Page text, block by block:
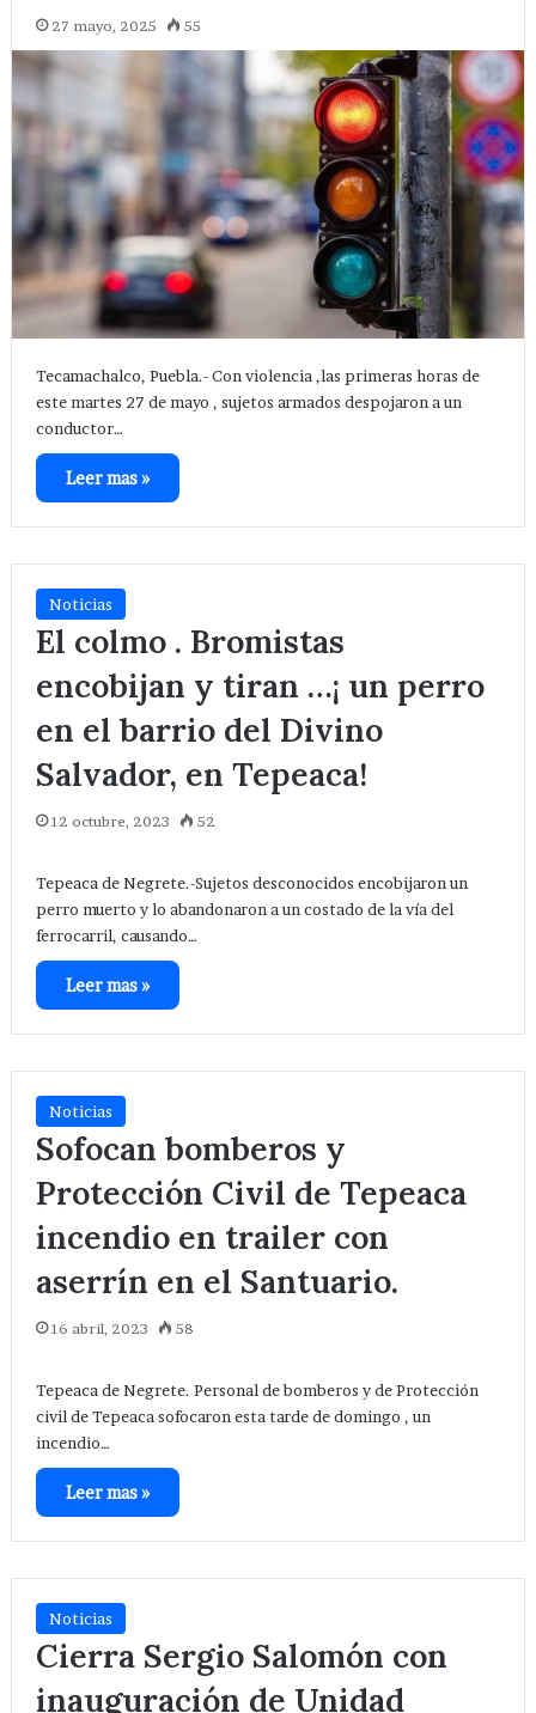
27 mayo, 2025 55
Tecamachalco, Puebla.- Con violencia ,las primeras horas de
este martes 27 de mayo , sujetos armados despojaron a un
conductor…
Leer mas »
Noticias
El colmo . Bromistas
encobijan y tiran …¡ un perro
en el barrio del Divino
Salvador, en Tepeaca!
12 octubre, 2023 52
Tepeaca de Negrete.-Sujetos desconocidos encobijaron un
perro muerto y lo abandonaron a un costado de la vía del
ferrocarril, causando…
Leer mas »
Noticias
Sofocan bomberos y
Protección Civil de Tepeaca
incendio en trailer con
aserrín en el Santuario.
16 abril, 2023 58
Tepeaca de Negrete. Personal de bomberos y de Protección
civil de Tepeaca sofocaron esta tarde de domingo , un
incendio…
Leer mas »
Noticias
Cierra Sergio Salomón con
inauguración de Unidad